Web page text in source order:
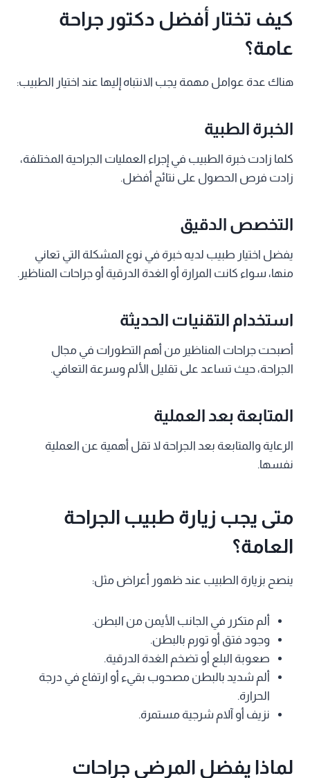
كيف تختار أفضل دكتور جراحة
عامة؟
هناك عدة عوامل مهمة يجب الانتباه إليها عند اختيار الطبيب:
الخبرة الطبية
كلما زادت خبرة الطبيب في إجراء العمليات الجراحية المختلفة،
زادت فرص الحصول على نتائج أفضل.
التخصص الدقيق
يفضل اختيار طبيب لديه خبرة في نوع المشكلة التي تعاني
منها، سواء كانت المرارة أو الغدة الدرقية أو جراحات المناظير.
استخدام التقنيات الحديثة
أصبحت جراحات المناظير من أهم التطورات في مجال
الجراحة، حيث تساعد على تقليل الألم وسرعة التعافي.
المتابعة بعد العملية
الرعاية والمتابعة بعد الجراحة لا تقل أهمية عن العملية
نفسها.
متى يجب زيارة طبيب الجراحة
العامة؟
ينصح بزيارة الطبيب عند ظهور أعراض مثل:
ألم متكرر في الجانب الأيمن من البطن.
وجود فتق أو تورم بالبطن.
صعوبة البلع أو تضخم الغدة الدرقية.
ألم شديد بالبطن مصحوب بقيء أو ارتفاع في درجة
الحرارة.
نزيف أو آلام شرجية مستمرة.
لماذا يفضل المرضى جراحات